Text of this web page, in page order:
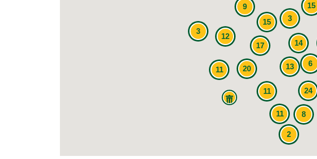
17
11
24
13
11
14
12
15
11
15
8
20
6
3
2
9
3